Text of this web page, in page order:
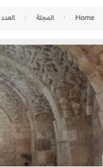
Home المجلة العدد 85